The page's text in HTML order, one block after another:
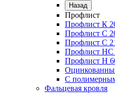
Назад
Профлист
Профлист К
Профлист С
Профлист C
Профлист НС
Профлист Н
С
Фальцевая кровля